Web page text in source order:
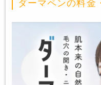
ダーマペンの料金